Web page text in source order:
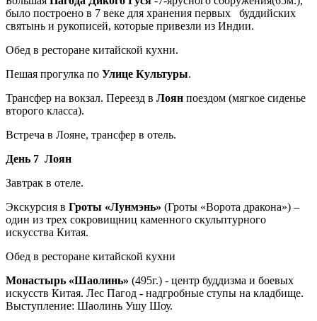
было построено в 7 веке для хранения первых буддийских
святынь и рукописей, которые привезли из Индии.
Обед в ресторане китайской кухни.
Пешая прогулка по Улице Культуры.
Трансфер на вокзал. Переезд в Лоян поездом (мягкое сиденье
второго класса).
Встреча в Лояне, трансфер в отель.
День 7 Лоян
Завтрак в отеле.
Экскурсия в Гроты «Лунмэнь» (Гроты «Ворота дракона») –
один из трех сокровищниц каменного скульптурного
искусства Китая.
Обед в ресторане китайской кухни
Монастырь «Шаолинь» (495г.) - центр буддизма и боевых
искусств Китая. Лес Пагод - надгробные ступы на кладбище.
Выступление: Шаолинь Ушу Шоу.